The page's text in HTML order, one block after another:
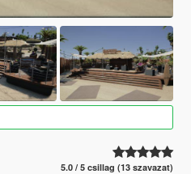
5.0 / 5 csillag (13 szavazat)